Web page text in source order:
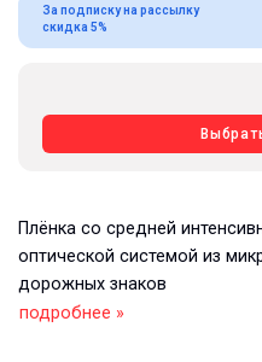
За подписку на рассылку
скидка 5%
Плёнка со средней
оптической системой из
дорожных знаков
подробнее »